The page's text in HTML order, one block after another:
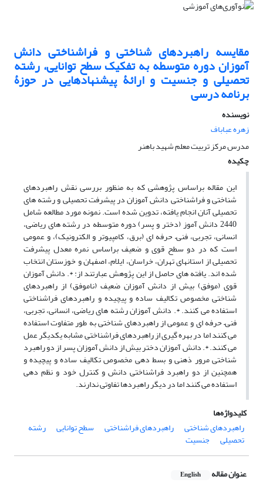
مقایسه راهبردهای شناختی و فراشناختی دانش
آموزان دوره متوسطه به تفکیک سطح توانایی، رشته
تحصیلی و جنسیت و ارائۀ پیشنهادهایی در حوزۀ
برنامه درسی
نویسنده
زهره عباباف
مدرس مرکز تربیت معلم شهید باهنر
چکیده
این مقاله براساس پژوهشی که به منظور بررسی نقش راهبردهای
شناختی و فراشناختی دانش آموزان در پیشرفت تحصیلی و رشته های
تحصیلی آنان انجام یافته، تدوین شده است. نمونه مورد مطالعه شامل
2440 دانش آموز (دختر و پسر) دوره متوسطه در رشته های ریاضی،
انسانی، تجربی، فنی– حرفه ای (برق، کامپیوتر و الکترونیک)، و عمومی
است که در دو سطح قوی و ضعیف براساس نمره معدل پیشرفت
تحصیلی از استانهای تهران، خراسان، ایلام، اصفهان و خوزستان انتخاب
شده اند. یافته های حاصل از این پژوهش عبارتند از: *. دانش آموزان
قوی (موفق) بیش از دانش آموزان ضعیف (ناموفق) از راهبردهای
شناختی مخصوص تکالیف ساده و پیچیده و راهبردهای فراشناختی
استفاده می کنند. *. دانش آموزان رشته های ریاضی، انسانی، تجربی،
فنی– حرفه ای و عمومی از راهبردهای شناختی به طور متفاوت استفاده
می کنند اما در بهره گیری از راهبردهای فراشناختی مشابه یکدیگر عمل
می کنند. *. دانش آموزان دختر بیش از دانش آموزان پسر از دو راهبرد
شناختی مرور ذهنی و بسط دهی مخصوص تکالیف ساده و پیچیده و
همچنین از دو راهبرد فراشناختی دانش و کنترل خود و نظم دهی
استفاده می کنند اما در دیگر راهبردها تفاوتی ندارند.
کلیدواژه‌ها
راهبردهای شناختی
راهبردهای فراشناختی سطح توانایی رشته
تحصیلی جنسیت
عنوان مقاله English